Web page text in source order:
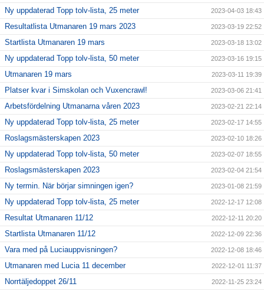
Ny uppdaterad Topp tolv-lista, 25 meter 2023-04-03 18:43
Resultatlista Utmanaren 19 mars 2023 2023-03-19 22:52
Startlista Utmanaren 19 mars 2023-03-18 13:02
Ny uppdaterad Topp tolv-lista, 50 meter 2023-03-16 19:15
Utmanaren 19 mars 2023-03-11 19:39
Platser kvar i Simskolan och Vuxencrawl! 2023-03-06 21:41
Arbetsfördelning Utmanarna våren 2023 2023-02-21 22:14
Ny uppdaterad Topp tolv-lista, 25 meter 2023-02-17 14:55
Roslagsmästerskapen 2023 2023-02-10 18:26
Ny uppdaterad Topp tolv-lista, 50 meter 2023-02-07 18:55
Roslagsmästerskapen 2023 2023-02-04 21:54
Ny termin. När börjar simningen igen? 2023-01-08 21:59
Ny uppdaterad Topp tolv-lista, 25 meter 2022-12-17 12:08
Resultat Utmanaren 11/12 2022-12-11 20:20
Startlista Utmanaren 11/12 2022-12-09 22:36
Vara med på Luciauppvisningen? 2022-12-08 18:46
Utmanaren med Lucia 11 december 2022-12-01 11:37
Norrtäljedoppet 26/11 2022-11-25 23:24